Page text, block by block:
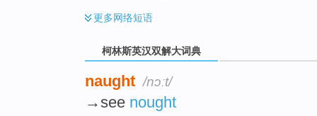
更多网络短语
柯林斯英汉双解大词典
naught /nɔːt/
→see nought